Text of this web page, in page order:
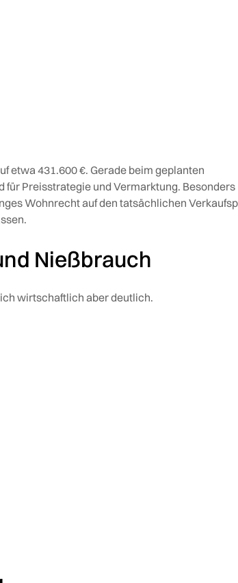
431.600 €. Gerade beim geplanten
für Preisstrategie und Vermarktung. Besonders
Wohnrecht auf den tatsächlichen
Nießbrauch
wirtschaftlich aber deutlich.